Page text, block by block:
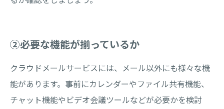
②必要な機能が揃っているか
クラウドメールサービスには、メール以外にも様々な機
能があります。事前にカレンダーやファイル共有機能、
チャット機能やビデオ会議ツールなどが必要かを検討